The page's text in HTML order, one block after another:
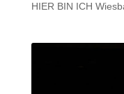
HIER BIN ICH